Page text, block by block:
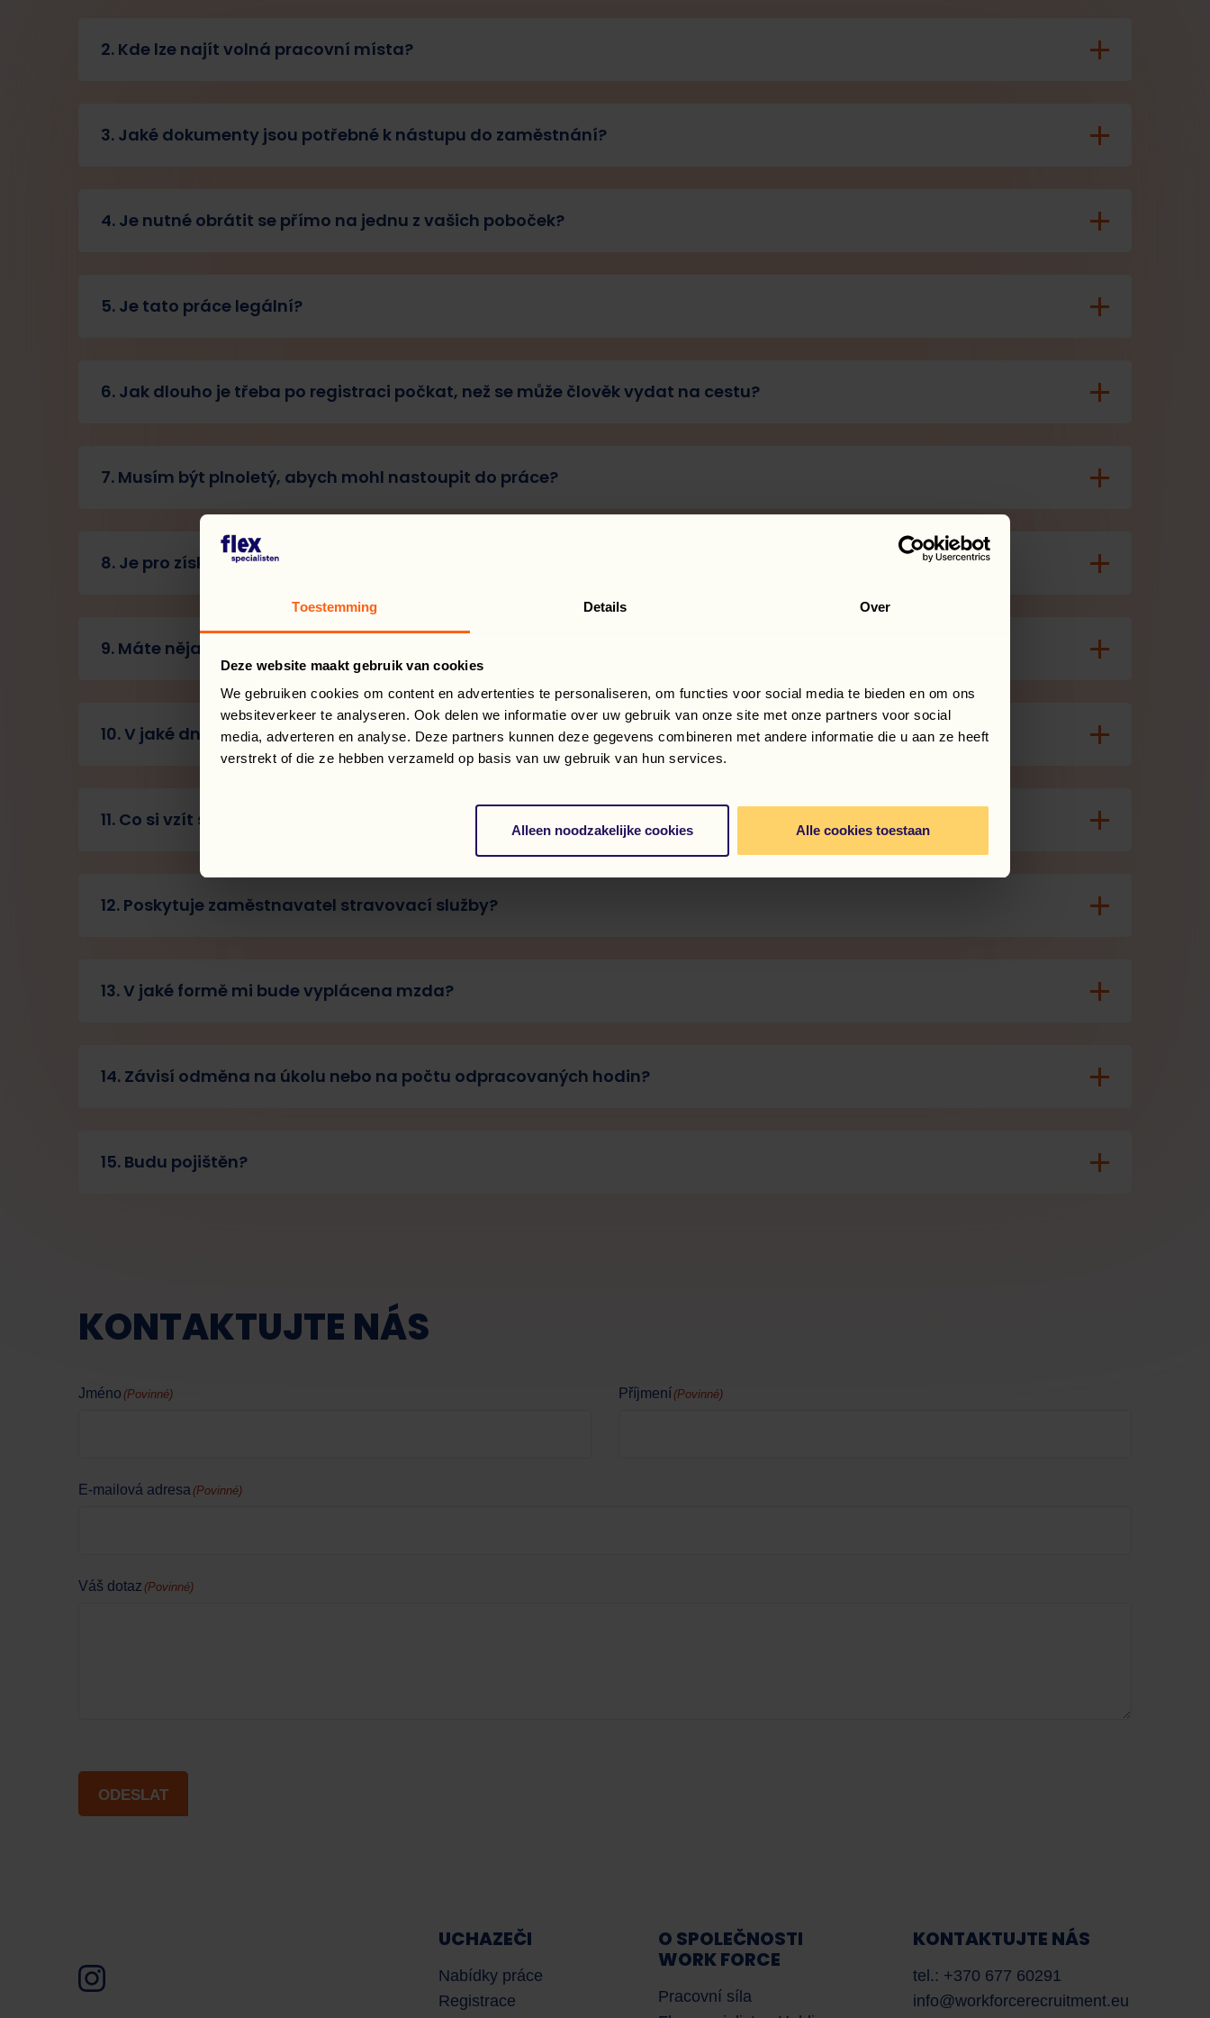
Toestemming Details Over
Deze website maakt gebruik van cookies
We gebruiken cookies om content en advertenties te personaliseren, om functies voor social media te bieden en om ons
websiteverkeer te analyseren. Ook delen we informatie over uw gebruik van onze site met onze partners voor social
media, adverteren en analyse. Deze partners kunnen deze gegevens combineren met andere informatie die u aan ze heeft
verstrekt of die ze hebben verzameld op basis van uw gebruik van hun services.
Alleen noodzakelijke cookies Alle cookies toestaan
2. Kde lze najít volná pracovní místa?
3. Jaké dokumenty jsou potřebné k nástupu do zaměstnání?
4. Je nutné obrátit se přímo na jednu z vašich poboček?
5. Je tato práce legální?
6. Jak dlouho je třeba po registraci počkat, než se může člověk vydat na cestu?
7. Musím být plnoletý, abych mohl nastoupit do práce?
8. Je pro získání pracovní nabídky nutné ovládat cizí jazyk a mít pracovní zkušenosti?
9. Máte nějaké sezónní nabídky pro studenty a mladé lidi?
10. V jaké dny se výlety pořádají?
11. Co si vzít s sebou, když jedete pracovat do zahraničí?
12. Poskytuje zaměstnavatel stravovací služby?
13. V jaké formě mi bude vyplácena mzda?
14. Závisí odměna na úkolu nebo na počtu odpracovaných hodin?
15. Budu pojištěn?
KONTAKTUJTE NÁS
Jméno (Povinné) Příjmení (Povinné)
E-mailová adresa (Povinné)
Váš dotaz (Povinné)
ODESLAT
UCHAZEČI
Nabídky práce
Registrace
O SPOLEČNOSTI
WORK FORCE
Pracovní síla
KONTAKTUJTE NÁS
tel.: +370 677 60291
info@workforcerecruitment.eu